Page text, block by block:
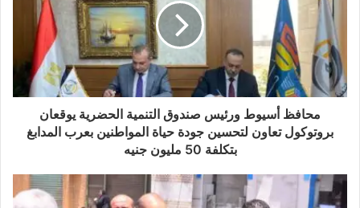
محافظ أسيوط ورئيس صندوق التنمية الحضرية يوقعان
بروتوكول تعاون لتحسين جودة حياة المواطنين بعرب المدابغ
بتكلفة 50 مليون جنيه